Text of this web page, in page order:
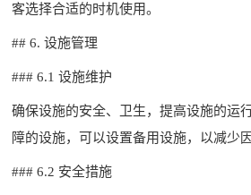
客选择合适的时机使用。
## 6. 设施管理
### 6.1 设施维护
确保设施的安全、卫生，提高设施的运
障的设施，可以设置备用设施，以减少
### 6.2 安全措施